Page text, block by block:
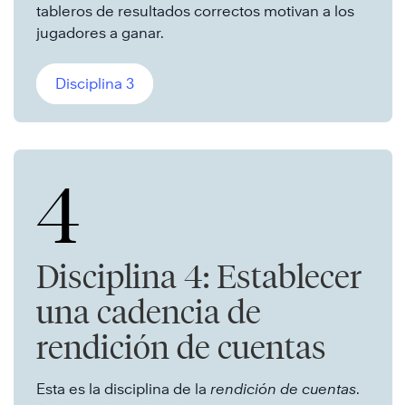
tableros de resultados correctos motivan a los
jugadores a ganar.
Disciplina 3
4
Disciplina 4: Establecer
una cadencia de
rendición de cuentas
Esta es la disciplina de la rendición de cuentas.